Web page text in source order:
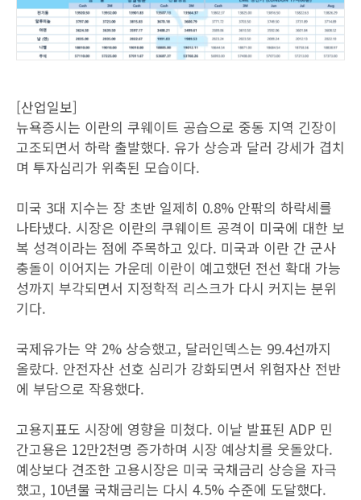
[산업일보]
뉴욕증시는 이란의 쿠웨이트 공습으로 중동 지역 긴장이
고조되면서 하락 출발했다. 유가 상승과 달러 강세가 겹치
며 투자심리가 위축된 모습이다.
미국 3대 지수는 장 초반 일제히 0.8% 안팎의 하락세를
나타냈다. 시장은 이란의 쿠웨이트 공격이 미국에 대한 보
복 성격이라는 점에 주목하고 있다. 미국과 이란 간 군사
충돌이 이어지는 가운데 이란이 예고했던 전선 확대 가능
성까지 부각되면서 지정학적 리스크가 다시 커지는 분위
기다.
국제유가는 약 2% 상승했고, 달러인덱스는 99.4선까지
올랐다. 안전자산 선호 심리가 강화되면서 위험자산 전반
에 부담으로 작용했다.
고용지표도 시장에 영향을 미쳤다. 이날 발표된 ADP 민
간고용은 12만2천명 증가하며 시장 예상치를 웃돌았다.
예상보다 견조한 고용시장은 미국 국채금리 상승을 자극
했고, 10년물 국채금리는 다시 4.5% 수준에 도달했다.